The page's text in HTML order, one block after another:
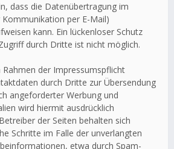
dass die Datenübertragung im
per E-Mail)
kann. Ein lückenloser Schutz
durch Dritte ist nicht möglich.
der Impressumspflicht
durch Dritte zur Übersendung
angeforderter Werbung und
wird hiermit ausdrücklich
der Seiten behalten sich
Schritte im Falle der unverlangten
etwa durch Spam-